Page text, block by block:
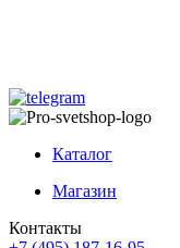
Каталог
Магазин
Контакты